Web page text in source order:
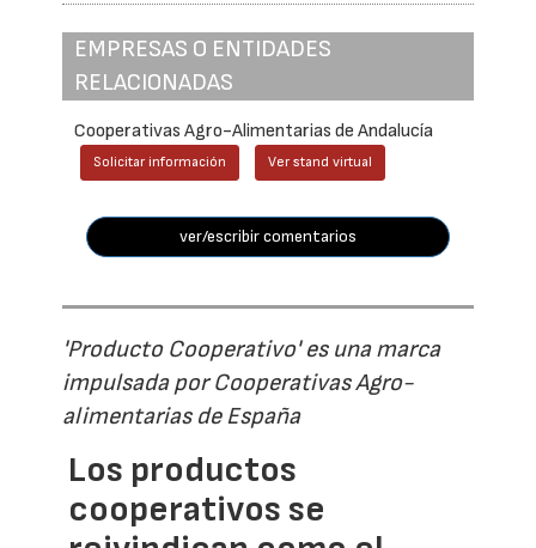
EMPRESAS O ENTIDADES
RELACIONADAS
Cooperativas Agro-Alimentarias de Andalucía
Solicitar información Ver stand virtual
ver/escribir comentarios
'Producto Cooperativo' es una marca
impulsada por Cooperativas Agro-
alimentarias de España
Los productos
cooperativos se